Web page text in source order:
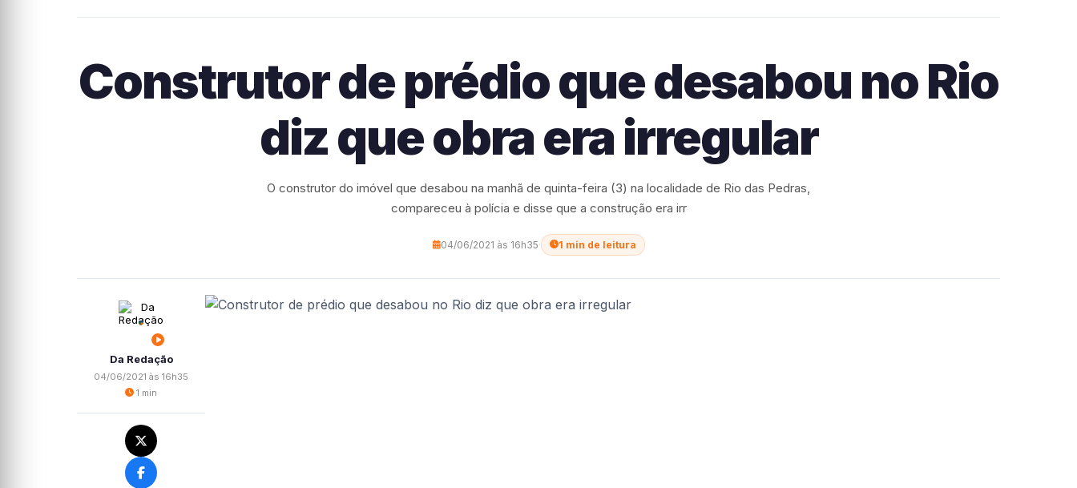
Construtor de prédio que desabou no Rio
diz que obra era irregular
O construtor do imóvel que desabou na manhã de quinta-feira (3) na localidade de Rio das Pedras,
compareceu à polícia e disse que a construção era irr
04/06/2021 às 16h35· 1 min de leitura
Da Redação
04/06/2021 às 16h35
1 min